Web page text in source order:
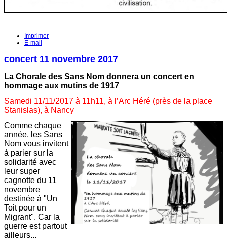
Imprimer
E-mail
concert 11 novembre 2017
La Chorale des Sans Nom donnera un concert en
hommage aux mutins de 1917
Samedi 11/11/2017 à 11h11, à l’Arc Héré (près de la place
Stanislas), à Nancy
Comme chaque
année, les Sans
Nom vous invitent
à parier sur la
solidarité avec
leur super
cagnotte du 11
novembre
destinée à "Un
Toit pour un
Migrant". Car la
guerre est partout
ailleurs...